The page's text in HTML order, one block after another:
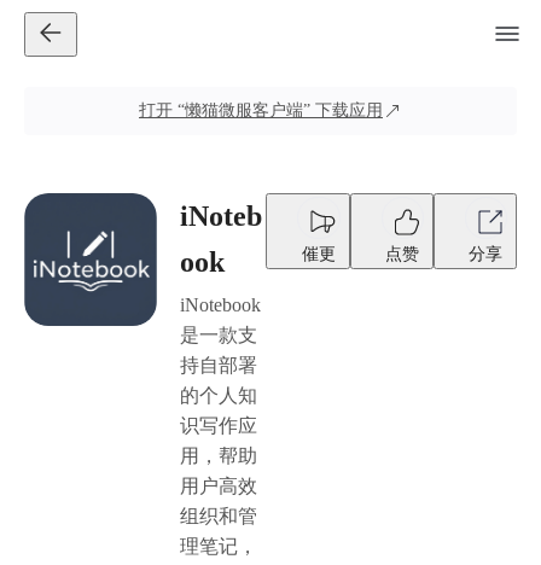
打开 “懒猫微服客户端” 下载应用
iNoteb
ook
iNotebook
是一款支
持自部署
的个人知
识写作应
用，帮助
用户高效
组织和管
理笔记，
催更 点赞 分享